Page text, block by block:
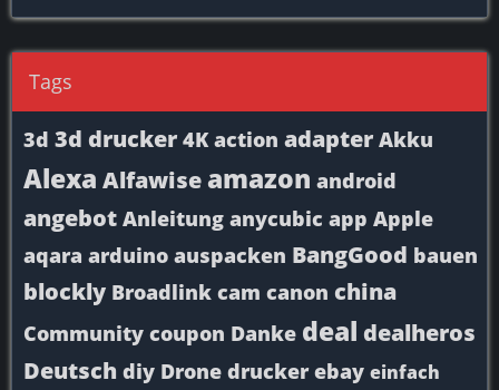
Tags
3d 3d drucker 4K action adapter Akku
Alexa Alfawiseamazon android
angebot Anleitung anycubic app Apple
aqara arduino auspacken BangGood bauen
blockly Broadlink cam canon china
Community coupon Danke deal dealheros
Deutsch diy Drone drucker ebay einfach